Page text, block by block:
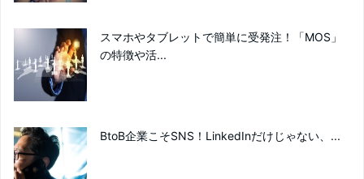
スマホやタブレットで簡単に受発注！「MOS」
の特徴や活...
BtoB企業こそSNS！LinkedInだけじゃない、...